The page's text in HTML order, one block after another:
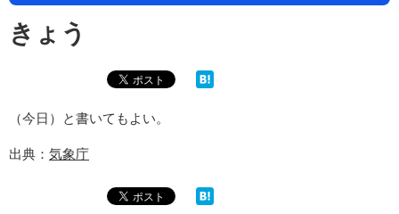
きょう
（今日）と書いてもよい。
出典： 気象庁